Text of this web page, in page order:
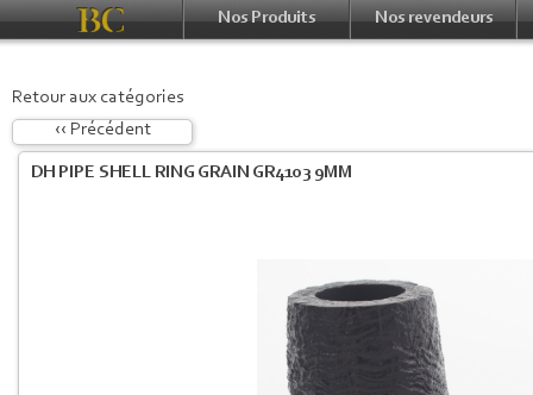
Nos Produits Nos revendeurs
Retour aux catégories
‹‹ Précédent
DH PIPE SHELL RING GRAIN GR4103 9MM